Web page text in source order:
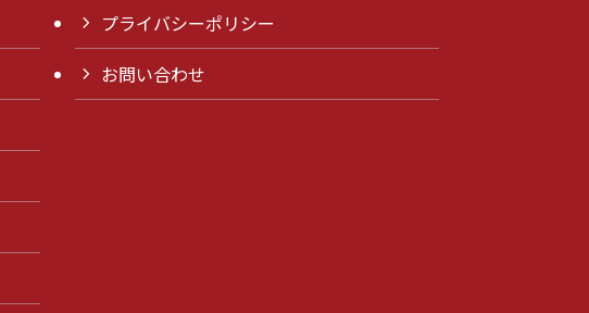
プライバシーポリシー
お問い合わせ